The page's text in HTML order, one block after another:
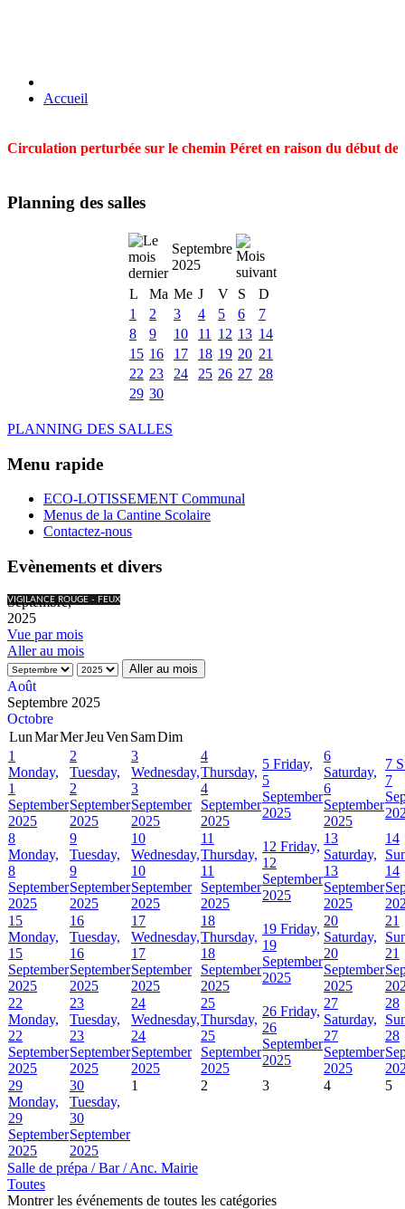
Accueil
Circulation perturbée sur le chemin Péret en raison du début
Planning des salles
Septembre
2025
L
Ma Me J V S
D
1
2 3 4 5 6
7
8
9 10 11 12 13 14
15 16 17 18 19 20 21
22 23 24 25 26 27 28
29 30
PLANNING DES SALLES
Menu rapide
ECO-LOTISSEMENT Communal
Menus de la Cantine Scolaire
Contactez-nous
Evènements et divers
VIGILANCE ROUGE - FEUX
Septembre,
2025
Vue par mois
Aller au mois
Aller au mois
Août
Septembre 2025
Octobre
LunMarMerJeuVen SamDim
1
Monday,
1
September
2025
2
Tuesday,
2
September
2025
3
Wednesday,
3
September
2025
4
Thursday,
4
September
2025
5 Friday,
5
September
2025
6
Saturday,
6
September
2025
7
7
8
Monday,
8
September
2025
9
Tuesday,
9
September
2025
10
Wednesday,
10
September
2025
11
Thursday,
11
September
2025
12 Friday,
12
September
2025
13
Saturday,
13
September
2025
14
14
15
Monday,
15
September
2025
16
Tuesday,
16
September
2025
17
Wednesday,
17
September
2025
18
Thursday,
18
September
2025
19 Friday,
19
September
2025
20
Saturday,
20
September
2025
21
21
22
Monday,
22
September
2025
23
Tuesday,
23
September
2025
24
Wednesday,
24
September
2025
25
Thursday,
25
September
2025
26 Friday,
26
September
2025
27
Saturday,
27
September
2025
28
28
29
Monday,
29
September
2025
30
Tuesday,
30
September
2025
1 2 3 4 5
Salle de prépa / Bar / Anc. Mairie
Toutes
Montrer les événements de toutes les catégories